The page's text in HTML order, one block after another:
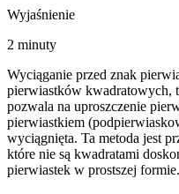
Wyjaśnienie
2 minuty
Wyciąganie przed znak
pierwiastków kwadratowych,
pozwala na uproszczenie
pierwiastkiem
wyciągnięta. Ta metoda jest
które nie są kwadratami
pierwiastek w prostszej formie.